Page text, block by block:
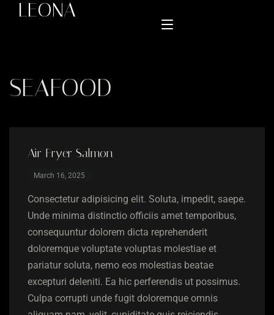
LEONA
Home
About Us
Order Online
Talabat
Snoonu
Rafeeq
Contact
Terms & Conditions
SEAFOOD
Air Fryer Salmon
March 16, 2025
Consectetur adipisicing elit. Soluta, impedit, saepe.
Unde minima distinctio officiis amet temporibus,
consequuntur dolorem dicta reprehenderit
doloremque voluptate voluptas molestiae et
pariatur soluta, nemo eos molestias beatae
excepturi deleniti. Ea hic perferendis ut possimus.
Culpa corrupti unde fugit doloremque omnis